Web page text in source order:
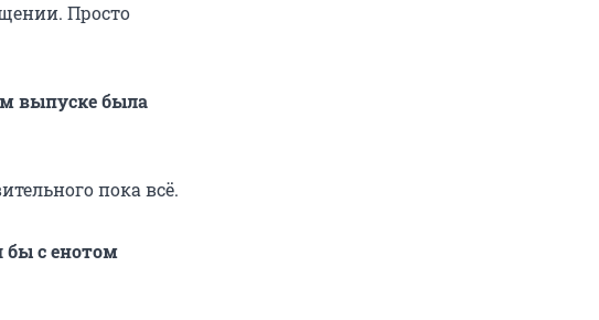
Просто
выпуске была
пока всё.
бы с енотом